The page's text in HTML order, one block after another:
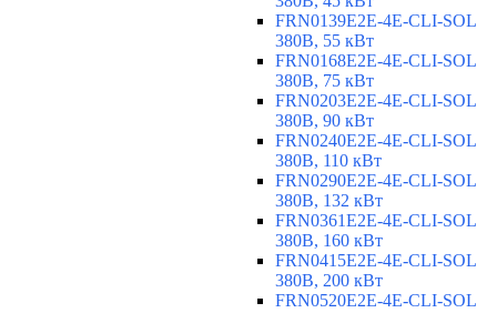
FRN0139E2E-4E-CLI-SOL
380В, 55 кВт
FRN0168E2E-4E-CLI-SOL
380В, 75 кВт
FRN0203E2E-4E-CLI-SOL
380В, 90 кВт
FRN0240E2E-4E-CLI-SOL
380В, 110 кВт
FRN0290E2E-4E-CLI-SOL
380В, 132 кВт
FRN0361E2E-4E-CLI-SOL
380В, 160 кВт
FRN0415E2E-4E-CLI-SOL
380В, 200 кВт
FRN0520E2E-4E-CLI-SOL